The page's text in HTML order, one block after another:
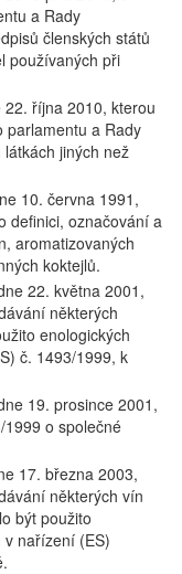
a Rady
členských států
používaných při
října 2010, kterou
parlamentu a Rady
jiných než
10. června 1991,
definici, označování a
aromatizovaných
koktejlů.
22. května 2001,
některých
enologických
č. 1493/1999, k
19. prosince 2001,
o společné
17. března 2003,
některých vín
být použito
v nařízení (ES)